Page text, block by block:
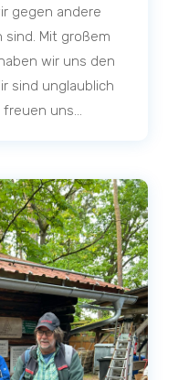
gegen andere
Mit großem
wir uns den
sind unglaublich
uns...